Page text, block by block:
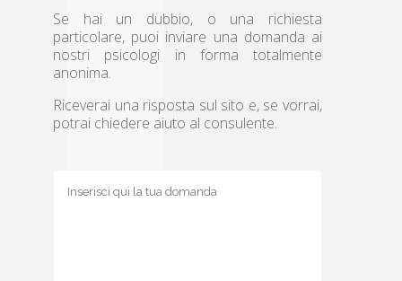
Se hai un dubbio, o una richiesta
particolare, puoi inviare una domanda ai
nostri psicologi in forma totalmente
anonima.
Riceverai una risposta sul sito e, se vorrai,
potrai chiedere aiuto al consulente.